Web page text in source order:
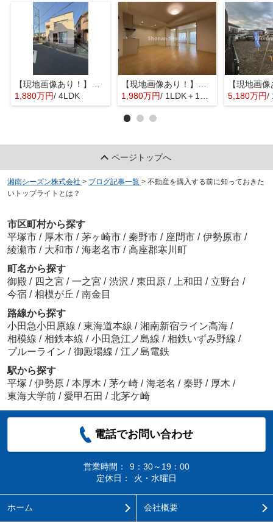
1,880万円/ 4LDK
1,980万円/ 1LDK＋1S(納戸) 5,180万円/
ページトップへ
湘南シーズン株式会社 > ブログ記事一覧 > 不動産を購入する前に知っておきた
いトップライトとは？
市区町村から探す
平塚市 / 厚木市 / 茅ヶ崎市 / 秦野市 / 座間市 / 伊勢原市 /
綾瀬市 / 大和市 / 海老名市 / 高座郡寒川町
町名から探す
御殿 / 四之宮 / 一之宮 / 渋沢 / 東田原 / 上和田 / 立野台 /
今宿 / 相模が丘 / 南金目
路線から探す
小田急小田原線 / 東海道本線 / 湘南新宿ライン高海 /
相模線 / 相鉄本線 / 小田急江ノ島線 / 相鉄いずみ野線 /
ブルーライン / 御殿場線 / 江ノ島電鉄
駅から探す
平塚 / 伊勢原 / 本厚木 / 茅ケ崎 / 海老名 / 秦野 / 厚木 /
東海大学前 / 愛甲石田 / 北茅ケ崎
電話でお問い合わせ
営業時間：
9：30～19：00
定休日：
火・水曜日
ホーム 会社概要